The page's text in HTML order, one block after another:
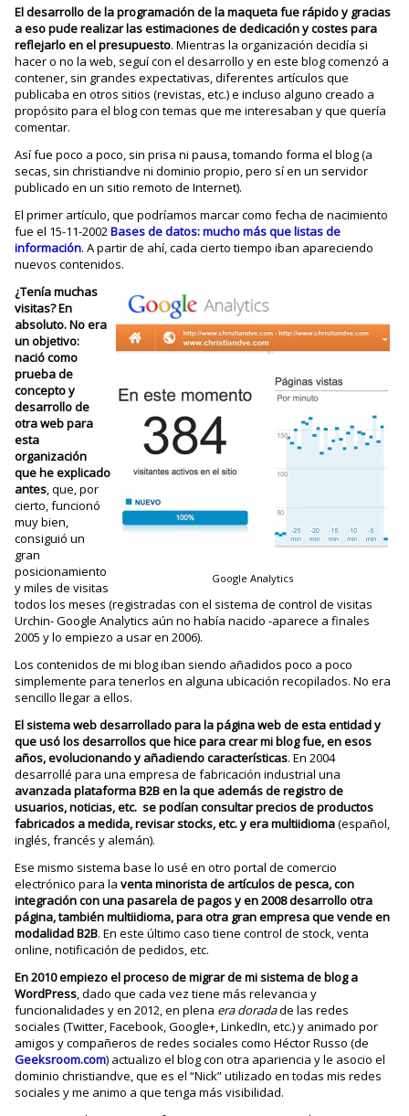
El desarrollo de la programación de la maqueta fue rápido y gracias
a eso pude realizar las estimaciones de dedicación y costes para
reflejarlo en el presupuesto. Mientras la organización decidía si
hacer o no la web, seguí con el desarrollo y en este blog comenzó a
contener, sin grandes expectativas, diferentes artículos que
publicaba en otros sitios (revistas, etc.) e incluso alguno creado a
propósito para el blog con temas que me interesaban y que quería
comentar.
Así fue poco a poco, sin prisa ni pausa, tomando forma el blog (a
secas, sin christiandve ni dominio propio, pero sí en un servidor
publicado en un sitio remoto de Internet).
El primer artículo, que podríamos marcar como fecha de nacimiento
fue el 15-11-2002Bases de datos: mucho más que listas de
información. A partir de ahí, cada cierto tiempo iban apareciendo
nuevos contenidos.
Google Analytics
¿Tenía muchas
visitas? En
absoluto. No era
un objetivo:
nació como
prueba de
concepto y
desarrollo de
otra web para
esta
organización
que he explicado
antes, que, por
cierto, funcionó
muy bien,
consiguió un
gran
posicionamiento
y miles de visitas
todos los meses (registradas con el sistema de control de visitas
Urchin- Google Analytics aún no había nacido -aparece a finales
2005 y lo empiezo a usar en 2006).
Los contenidos de mi blog iban siendo añadidos poco a poco
simplemente para tenerlos en alguna ubicación recopilados. No era
sencillo llegar a ellos.
El sistema web desarrollado para la página web de esta entidad y
que usó los desarrollos que hice para crear mi blog fue, en esos
años, evolucionando y añadiendo características. En 2004
desarrollé para una empresa de fabricación industrial una
avanzada plataforma B2B en la que además de registro de
usuarios, noticias, etc. se podían consultar precios de productos
fabricados a medida, revisar stocks, etc. y era multiidioma(español,
inglés, francés y alemán).
Ese mismo sistema base lo usé en otro portal de comercio
electrónico para laventa minorista de artículos de pesca, con
integración con una pasarela de pagos y en 2008 desarrollo otra
página, también multiidioma, para otra gran empresa que vende en
modalidad B2B. En este último caso tiene control de stock, venta
online, notificación de pedidos, etc.
En 2010 empiezo el proceso de migrar de mi sistema de blog a
WordPress, dado que cada vez tiene más relevancia y
funcionalidades y en 2012, en plena era doradade las redes
sociales (Twitter, Facebook, Google+, LinkedIn, etc.) y animado por
amigos y compañeros de redes sociales como Héctor Russo (de
Geeksroom.com) actualizo el blog con otra apariencia y le asocio el
dominio christiandve, que es el “Nick” utilizado en todas mis redes
sociales y me animo a que tenga más visibilidad.